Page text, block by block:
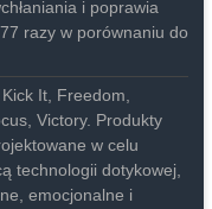
i poprawia
razy w porównaniu do
It, Freedom,
Victory. Produkty
w celu
technologii dotykowej,
emocjonalne i